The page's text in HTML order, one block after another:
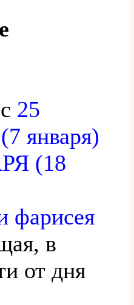
25
января)
(18
фарисея
в
от дня